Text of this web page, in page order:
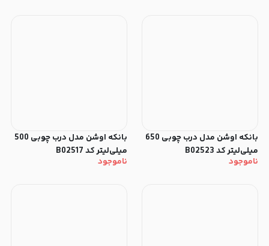
بانکه اوشن مدل درب چوبی 650
میلی‌لیتر کد B02523
ناموجود
بانکه اوشن مدل درب چوبی 500
میلی‌لیتر کد B02517
ناموجود